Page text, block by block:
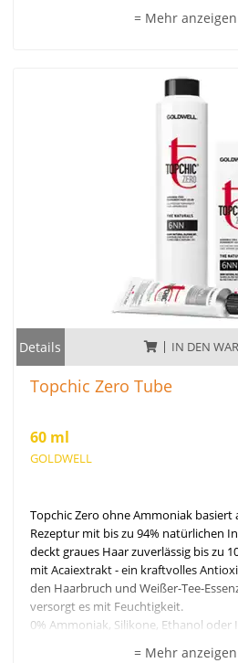
= Mehr
Details IN DEN
Topchic Zero Tube
60 ml
GOLDWELL
Topchic Zero ohne Ammoniak basiert
Rezeptur mit bis zu 94% natürlichen
deckt graues Haar zuverlässig bis zu
mit Acaiextrakt - ein kraftvolles
den Haarbruch und Weißer-Tee-
versorgt es mit Feuchtigkeit.
0% Ammoniak, Silikone, Ethanol
= Mehr